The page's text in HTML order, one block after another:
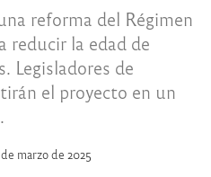
reforma del Régimen
reducir la edad de
Legisladores de
el proyecto en un
marzo de 2025